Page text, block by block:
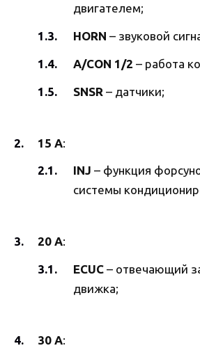
двигателем;
HORN – звуковой
A/CON 1/2 – работа
SNSR – датчики;
15 А:
INJ – функция
системы
20 А:
ECUC – отвечающий
движка;
30 А: